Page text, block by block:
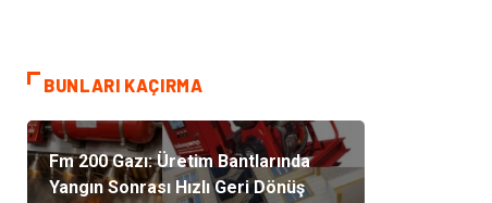
BUNLARI KAÇIRMA
Fm 200 Gazı: Üretim Bantlarında
Yangın Sonrası Hızlı Geri Dönüş